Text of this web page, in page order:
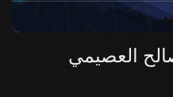
العصيمي